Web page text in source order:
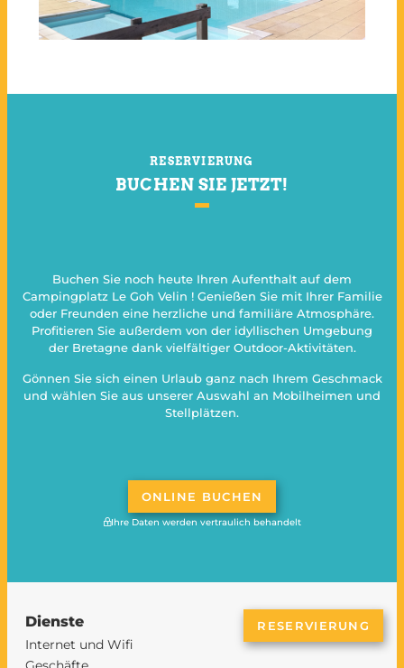
RESERVIERUNG
BUCHEN SIE JETZT!
Buchen Sie noch heute Ihren Aufenthalt auf dem
Campingplatz Le Goh Velin ! Genießen Sie mit Ihrer Familie
oder Freunden eine herzliche und familiäre Atmosphäre.
Profitieren Sie außerdem von der idyllischen Umgebung
der Bretagne dank vielfältiger Outdoor-Aktivitäten.
Gönnen Sie sich einen Urlaub ganz nach Ihrem Geschmack
und wählen Sie aus unserer Auswahl an Mobilheimen und
Stellplätzen.
ONLINE BUCHEN
Ihre Daten werden vertraulich behandelt
Dienste
Internet und Wifi
RESERVIERUNG